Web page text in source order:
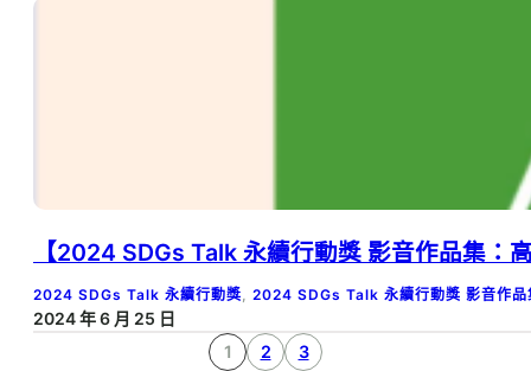
【2024 SDGs Talk 永續行動獎 影音作品集：
2024 SDGs Talk 永續行動獎 2024 SDGs Talk 永續行動獎 影音作品
2024 年 6 月 25 日
1
2 3